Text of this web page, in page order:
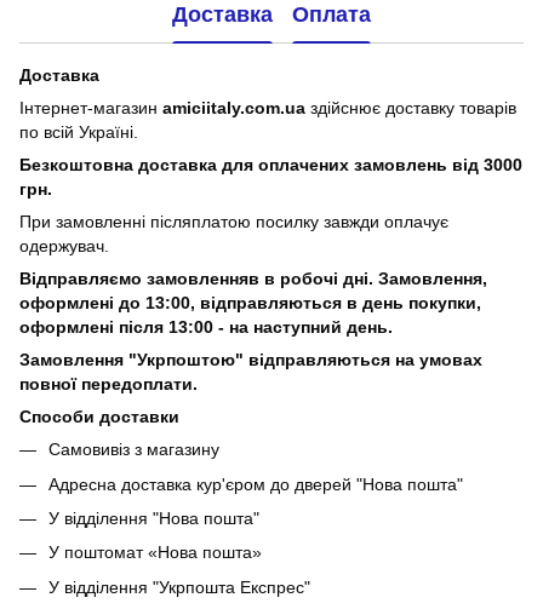
Доставка Оплата
Доставка
Інтернет-магазин amiciitaly.com.ua здійснює доставку товарів
по всій Україні.
Безкоштовна доставка для оплачених замовлень від 3000
грн.
При замовленні післяплатою посилку завжди оплачує
одержувач.
Відправляємо замовленняв в робочі дні. Замовлення,
оформлені до 13:00, відправляються в день покупки,
оформлені після 13:00 - на наступний день.
Замовлення "Укрпоштою" відправляються на умовах
повної передоплати.
Способи доставки
Самовивіз з магазину
Адресна доставка кур'єром до дверей "Нова пошта"
У відділення "Нова пошта"
У поштомат «Нова пошта»
У відділення "Укрпошта Експрес"